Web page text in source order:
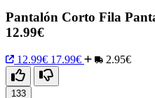
Pantalón Corto Fila
12.99€
12.99€ 17.99€ 2.95€
133